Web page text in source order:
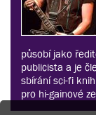
působí jako
publicista a je
sbírání sci-fi
pro hi-gainové